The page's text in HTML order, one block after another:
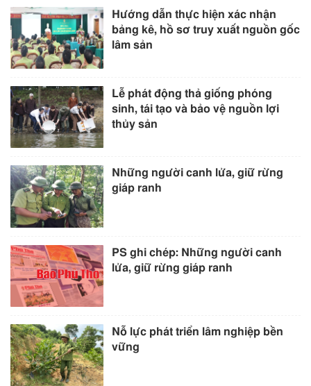
Hướng dẫn thực hiện xác nhận
bảng kê, hồ sơ truy xuất nguồn gốc
lâm sản
Lễ phát động thả giống phóng
sinh, tái tạo và bảo vệ nguồn lợi
thủy sản
Những người canh lửa, giữ rừng
giáp ranh
PS ghi chép: Những người canh
lửa, giữ rừng giáp ranh
Nỗ lực phát triển lâm nghiệp bền
vững